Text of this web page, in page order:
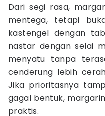
Dari segi rasa,
mentega, tetapi
kastengel dengan
nastar dengan selai
menyatu tanpa
cenderung lebih
Jika prioritasnya
gagal bentuk,
praktis.